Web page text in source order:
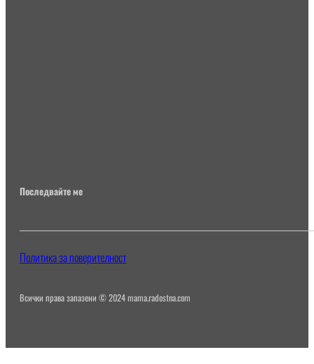
Последвайте ме
Всички права запазени © 2024 mama.radostna.com
Политика за поверителност